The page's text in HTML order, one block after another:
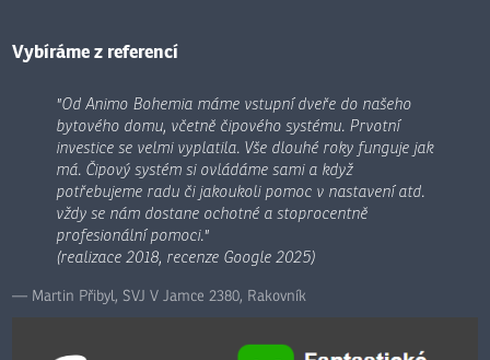
odeslat.
Vybíráme z referencí
"Od Animo Bohemia máme vstupní dveře do našeho
bytového domu, včetně čipového systému. Prvotní
investice se velmi vyplatila. Vše dlouhé roky funguje jak
má. Čipový systém si ovládáme sami a když
potřebujeme radu či jakoukoli pomoc v nastavení atd.
vždy se nám dostane ochotné a stoprocentně
profesionální pomoci."
(realizace 2018, recenze Google 2025)
Martin Přibyl, SVJ V Jamce 2380, Rakovník